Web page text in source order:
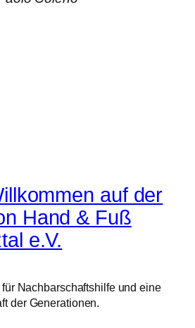
auf der
Hand & Fuß
e.V.
Nachbarschaftshilfe und eine
der Generationen.